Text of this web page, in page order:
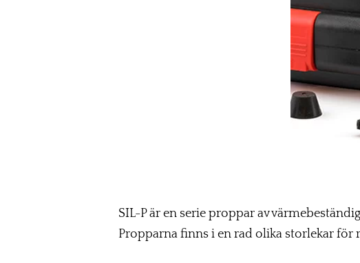
SIL-P är en serie proppar av
Propparna finns i en rad olika storlekar för